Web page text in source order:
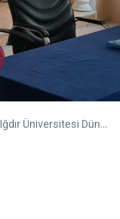
Iğdır Üniversitesi Dünya Çevre Günü’nü Eğitim ve Eğlence Dolu Etkinliklerle Kutladı